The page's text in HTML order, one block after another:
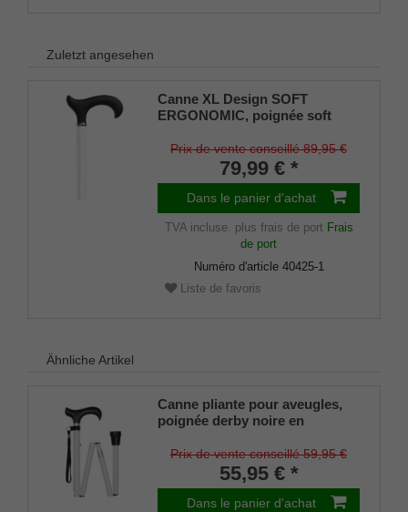
Zuletzt angesehen
Canne XL Design SOFT
ERGONOMIC, poignée soft
hauteur réglable jusqu'à 103
cm, charge maximale 130 Kg,
embouts en caoutchouc inclus
Prix de vente conseillé 89,95 €
79,99 € *
Dans le panier d'achat
TVA incluse. plus frais de port Frais
de port
Numéro d'article 40425-1
Liste de favoris
Ähnliche Artikel
Canne pliante pour aveugles,
poignée derby noire en
léger blanc bande
réfléchissante, pliable, 81-93,
dragonne+tampon
Prix de vente conseillé 59,95 €
55,95 € *
Dans le panier d'achat